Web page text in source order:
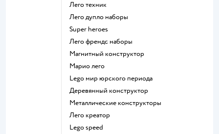
Лего техник
Лего дупло наборы
Super heroes
Лего френдс наборы
Магнитный конструктор
Марио лего
Lego мир юрского периода
Деревянный конструктор
Металлические конструкторы
Лего креатор
Lego speed